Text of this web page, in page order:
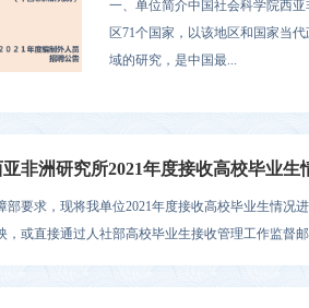
一、单位简介中国社会科学院西
区71个国家，以该地区和国家当
域的研究，是中国最...
非洲研究所2021年度接收高校毕业生
部要求，现将我单位2021年度接收高校毕业生情况
，或直接通过人社部高校毕业生接收管理工作监督